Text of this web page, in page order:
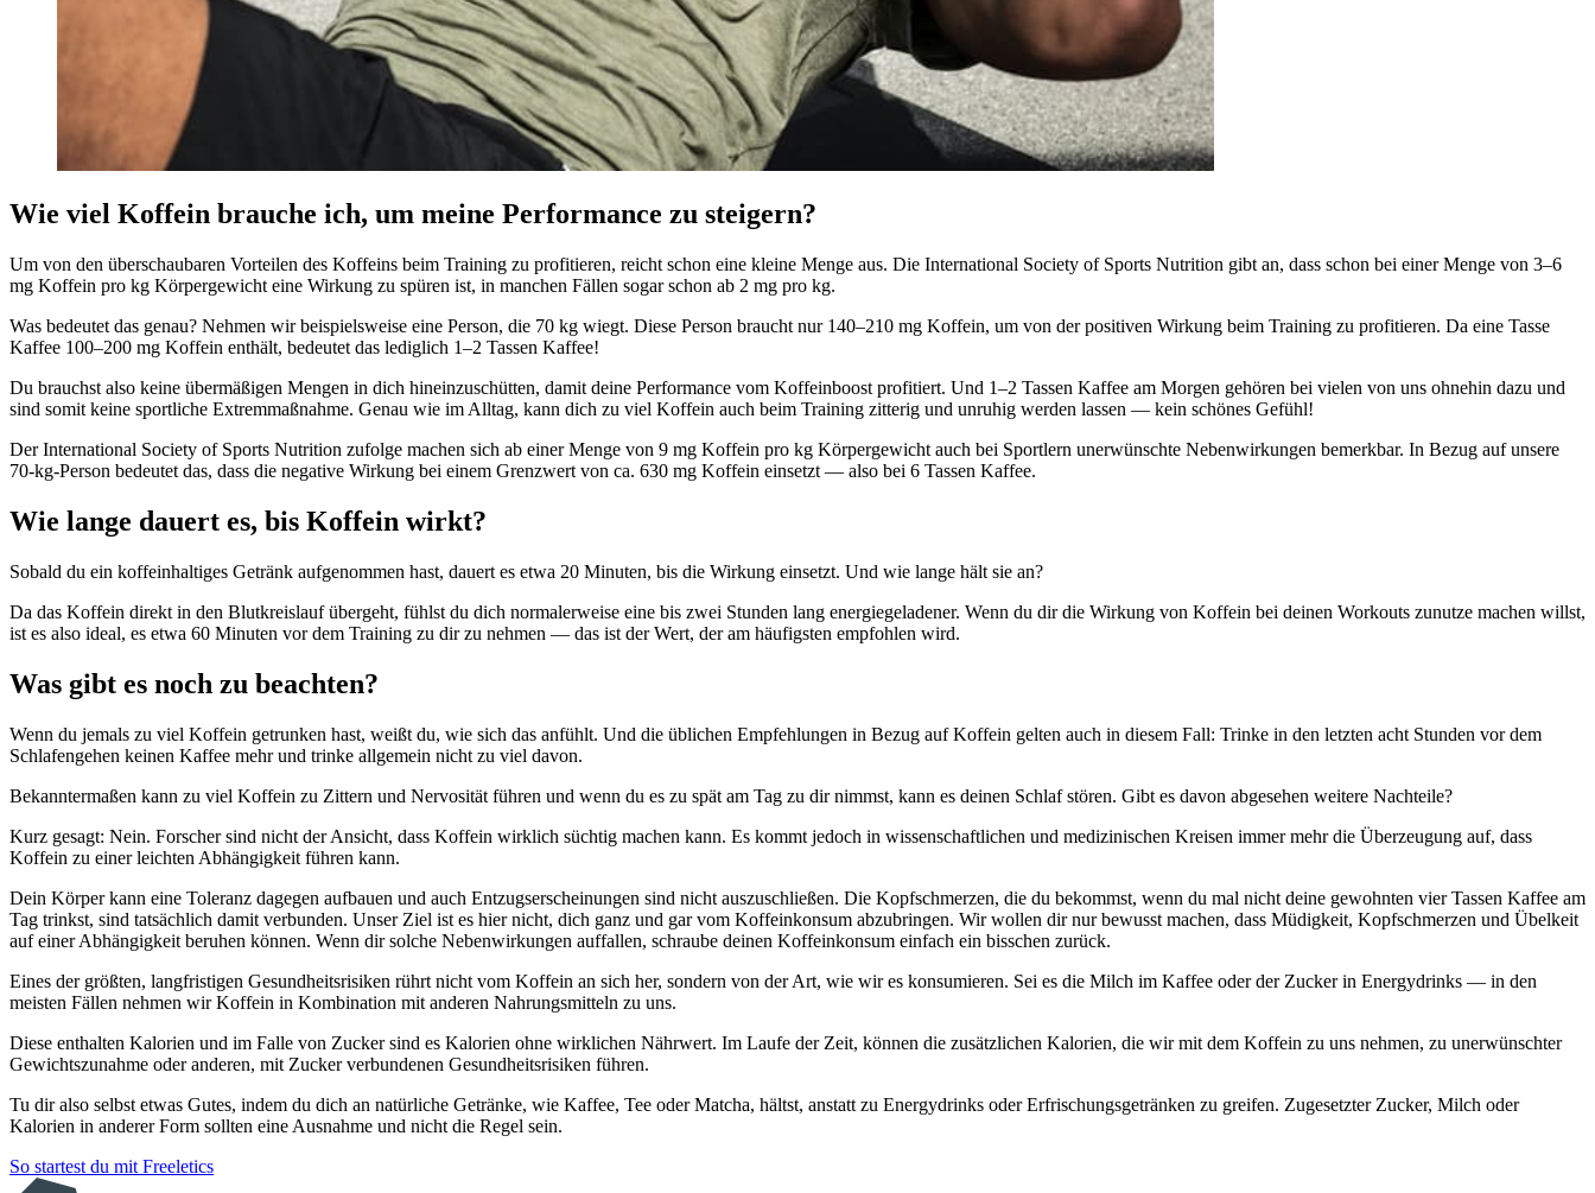
Wie viel Koffein brauche ich, um meine Performance zu steigern?
Um von den überschaubaren Vorteilen des Koffeins beim Training zu profitieren, reicht schon eine kleine Menge aus. Die International Society of Sports Nutrition gibt an, dass schon bei einer Menge von 3–6
mg Koffein pro kg Körpergewicht eine Wirkung zu spüren ist, in manchen Fällen sogar schon ab 2 mg pro kg.
Was bedeutet das genau? Nehmen wir beispielsweise eine Person, die 70 kg wiegt. Diese Person braucht nur 140–210 mg Koffein, um von der positiven Wirkung beim Training zu profitieren. Da eine Tasse
Kaffee 100–200 mg Koffein enthält, bedeutet das lediglich 1–2 Tassen Kaffee!
Du brauchst also keine übermäßigen Mengen in dich hineinzuschütten, damit deine Performance vom Koffeinboost profitiert. Und 1–2 Tassen Kaffee am Morgen gehören bei vielen von uns ohnehin dazu und
sind somit keine sportliche Extremmaßnahme. Genau wie im Alltag, kann dich zu viel Koffein auch beim Training zitterig und unruhig werden lassen — kein schönes Gefühl!
Der International Society of Sports Nutrition zufolge machen sich ab einer Menge von 9 mg Koffein pro kg Körpergewicht auch bei Sportlern unerwünschte Nebenwirkungen bemerkbar. In Bezug auf unsere
70-kg-Person bedeutet das, dass die negative Wirkung bei einem Grenzwert von ca. 630 mg Koffein einsetzt — also bei 6 Tassen Kaffee.
Wie lange dauert es, bis Koffein wirkt?
Sobald du ein koffeinhaltiges Getränk aufgenommen hast, dauert es etwa 20 Minuten, bis die Wirkung einsetzt. Und wie lange hält sie an?
Da das Koffein direkt in den Blutkreislauf übergeht, fühlst du dich normalerweise eine bis zwei Stunden lang energiegeladener. Wenn du dir die Wirkung von Koffein bei deinen Workouts zunutze machen willst,
ist es also ideal, es etwa 60 Minuten vor dem Training zu dir zu nehmen — das ist der Wert, der am häufigsten empfohlen wird.
Was gibt es noch zu beachten?
Wenn du jemals zu viel Koffein getrunken hast, weißt du, wie sich das anfühlt. Und die üblichen Empfehlungen in Bezug auf Koffein gelten auch in diesem Fall: Trinke in den letzten acht Stunden vor dem
Schlafengehen keinen Kaffee mehr und trinke allgemein nicht zu viel davon.
Bekanntermaßen kann zu viel Koffein zu Zittern und Nervosität führen und wenn du es zu spät am Tag zu dir nimmst, kann es deinen Schlaf stören. Gibt es davon abgesehen weitere Nachteile?
Kurz gesagt: Nein. Forscher sind nicht der Ansicht, dass Koffein wirklich süchtig machen kann. Es kommt jedoch in wissenschaftlichen und medizinischen Kreisen immer mehr die Überzeugung auf, dass
Koffein zu einer leichten Abhängigkeit führen kann.
Dein Körper kann eine Toleranz dagegen aufbauen und auch Entzugserscheinungen sind nicht auszuschließen. Die Kopfschmerzen, die du bekommst, wenn du mal nicht deine gewohnten vier Tassen Kaffee am
Tag trinkst, sind tatsächlich damit verbunden. Unser Ziel ist es hier nicht, dich ganz und gar vom Koffeinkonsum abzubringen. Wir wollen dir nur bewusst machen, dass Müdigkeit, Kopfschmerzen und Übelkeit
auf einer Abhängigkeit beruhen können. Wenn dir solche Nebenwirkungen auffallen, schraube deinen Koffeinkonsum einfach ein bisschen zurück.
Eines der größten, langfristigen Gesundheitsrisiken rührt nicht vom Koffein an sich her, sondern von der Art, wie wir es konsumieren. Sei es die Milch im Kaffee oder der Zucker in Energydrinks — in den
meisten Fällen nehmen wir Koffein in Kombination mit anderen Nahrungsmitteln zu uns.
Diese enthalten Kalorien und im Falle von Zucker sind es Kalorien ohne wirklichen Nährwert. Im Laufe der Zeit, können die zusätzlichen Kalorien, die wir mit dem Koffein zu uns nehmen, zu unerwünschter
Gewichtszunahme oder anderen, mit Zucker verbundenen Gesundheitsrisiken führen.
Tu dir also selbst etwas Gutes, indem du dich an natürliche Getränke, wie Kaffee, Tee oder Matcha, hältst, anstatt zu Energydrinks oder Erfrischungsgetränken zu greifen. Zugesetzter Zucker, Milch oder
Kalorien in anderer Form sollten eine Ausnahme und nicht die Regel sein.
So startest du mit Freeletics